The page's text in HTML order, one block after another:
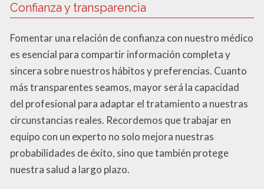
Confianza y transparencia
Fomentar una relación de confianza con nuestro médico
es esencial para compartir información completa y
sincera sobre nuestros hábitos y preferencias. Cuanto
más transparentes seamos, mayor será la capacidad
del profesional para adaptar el tratamiento a nuestras
circunstancias reales. Recordemos que trabajar en
equipo con un experto no solo mejora nuestras
probabilidades de éxito, sino que también protege
nuestra salud a largo plazo.